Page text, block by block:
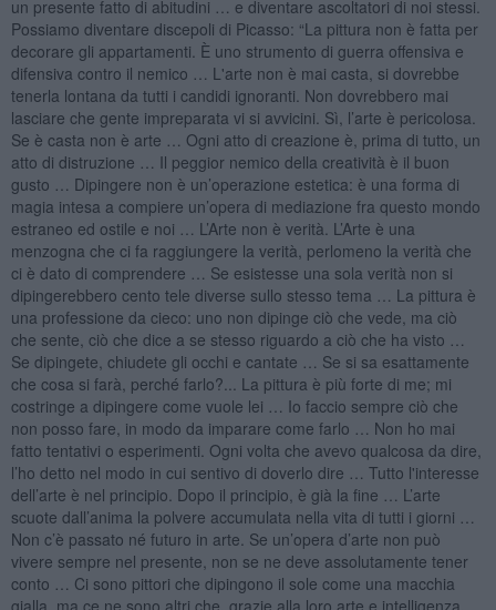
un presente fatto di abitudini … e diventare ascoltatori di noi stessi.
Possiamo diventare discepoli di Picasso: “La pittura non è fatta per
decorare gli appartamenti. È uno strumento di guerra offensiva e
difensiva contro il nemico … L'arte non è mai casta, si dovrebbe
tenerla lontana da tutti i candidi ignoranti. Non dovrebbero mai
lasciare che gente impreparata vi si avvicini. Sì, l’arte è pericolosa.
Se è casta non è arte … Ogni atto di creazione è, prima di tutto, un
atto di distruzione … Il peggior nemico della creatività è il buon
gusto … Dipingere non è un’operazione estetica: è una forma di
magia intesa a compiere un’opera di mediazione fra questo mondo
estraneo ed ostile e noi … L’Arte non è verità. L’Arte è una
menzogna che ci fa raggiungere la verità, perlomeno la verità che
ci è dato di comprendere … Se esistesse una sola verità non si
dipingerebbero cento tele diverse sullo stesso tema … La pittura è
una professione da cieco: uno non dipinge ciò che vede, ma ciò
che sente, ciò che dice a se stesso riguardo a ciò che ha visto …
Se dipingete, chiudete gli occhi e cantate … Se si sa esattamente
che cosa si farà, perché farlo?... La pittura è più forte di me; mi
costringe a dipingere come vuole lei … Io faccio sempre ciò che
non posso fare, in modo da imparare come farlo … Non ho mai
fatto tentativi o esperimenti. Ogni volta che avevo qualcosa da dire,
l’ho detto nel modo in cui sentivo di doverlo dire … Tutto l'interesse
dell’arte è nel principio. Dopo il principio, è già la fine … L’arte
scuote dall’anima la polvere accumulata nella vita di tutti i giorni …
Non c’è passato né futuro in arte. Se un’opera d’arte non può
vivere sempre nel presente, non se ne deve assolutamente tener
conto … Ci sono pittori che dipingono il sole come una macchia
gialla, ma ce ne sono altri che, grazie alla loro arte e intelligenza,